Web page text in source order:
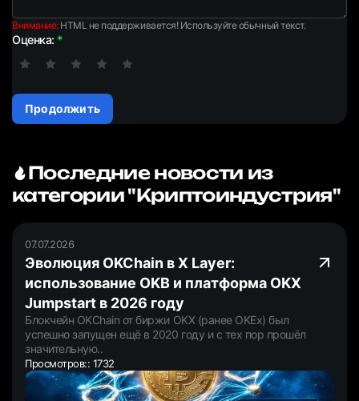
Внимание:HTML не поддерживается! Используйте обычный текст.
Оценка:
Продолжить
Последние новости из
категории "Криптоиндустрия"
07.07.2026
Эволюция OKChain в X Layer:
использование OKB и платформа OKX
Jumpstart в 2026 году
Блокчейн OKChain от биржи OKX (ранее OKEx) был
успешно запущен ещё в 2020 году и с тех пор прошёл
значительную..
Просмотров:: 1732